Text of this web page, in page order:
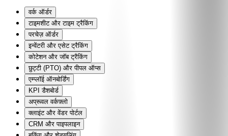
वर्क ऑर्डर
टाइमशीट और टाइम ट्रैकिंग
परचेज़ ऑर्डर
इन्वेंटरी और एसेट ट्रैकिंग
कोटेशन और जॉब ट्रैकिंग
छुट्टी (PTO) और पीपल ऑप्स
एम्प्लॉई ऑनबोर्डिंग
KPI डैशबोर्ड
अप्रूवल वर्कफ़्लो
क्लाइंट और वेंडर पोर्टल
CRM और पाइपलाइन